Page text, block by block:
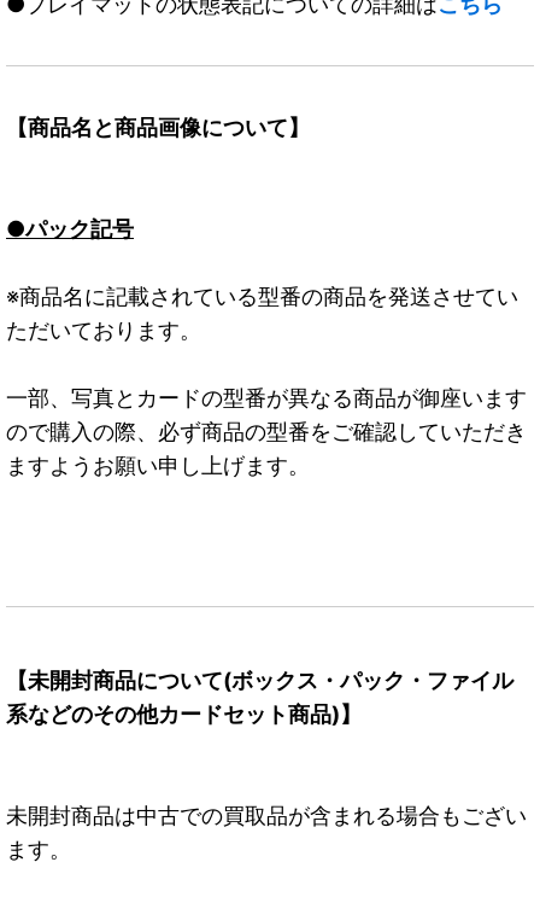
【商品名と商品画像について】
●パック記号
※商品名に記載されている型番の商品を発送させてい
ただいております。
一部、写真とカードの型番が異なる商品が御座います
ので購入の際、必ず商品の型番をご確認していただき
ますようお願い申し上げます。
【未開封商品について(ボックス・パック・ファイル
系などのその他カードセット商品)】
未開封商品は中古での買取品が含まれる場合もござい
ます。